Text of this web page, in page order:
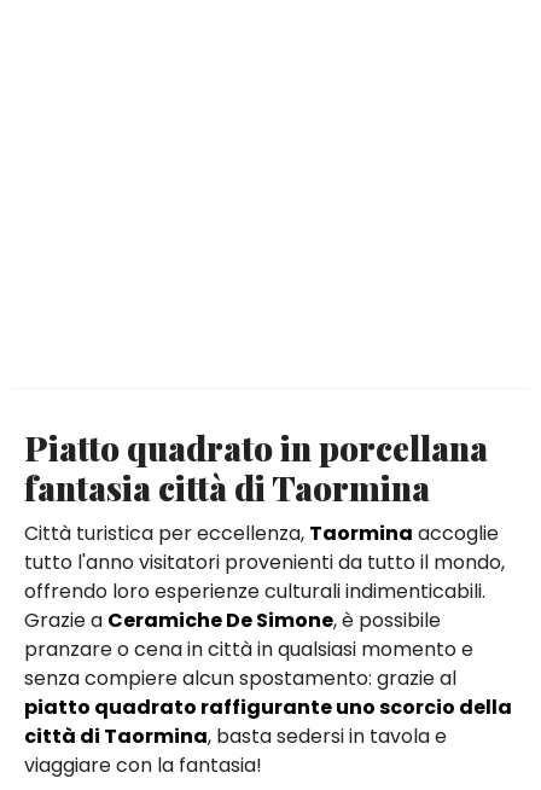
Piatto quadrato in porcellana
fantasia città di Taormina
Città turistica per eccellenza, Taormina accoglie
tutto l'anno visitatori provenienti da tutto il mondo,
offrendo loro esperienze culturali indimenticabili.
Grazie a Ceramiche De Simone, è possibile
pranzare o cena in città in qualsiasi momento e
senza compiere alcun spostamento: grazie al
piatto quadrato raffigurante uno scorcio della
città di Taormina, basta sedersi in tavola e
viaggiare con la fantasia!